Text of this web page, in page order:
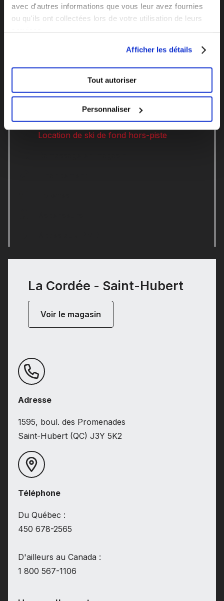
avec d'autres informations que vous leur avez fournies
ou qu'ils ont collectées lors de votre utilisation de leurs
Afficher les détails
Tout autoriser
Personnaliser
Services offerts
Ateliers vélo et ski
Location de ski de fond hors-piste
La Cordée - Saint-Hubert
Voir le magasin
Adresse
1595, boul. des Promenades
Saint-Hubert (QC) J3Y 5K2
Téléphone
Du Québec :
450 678-2565
D'ailleurs au Canada :
1 800 567-1106